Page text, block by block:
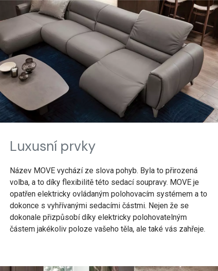
Luxusní prvky
Název MOVE vychází ze slova pohyb. Byla to přirozená
volba, a to díky flexibilitě této sedací soupravy. MOVE je
opatřen elektricky ovládaným polohovacím systémem a to
dokonce s vyhřívanými sedacími částmi. Nejen že se
dokonale přizpůsobí díky elektricky polohovatelným
částem jakékoliv poloze vašeho těla, ale také vás zahřeje.